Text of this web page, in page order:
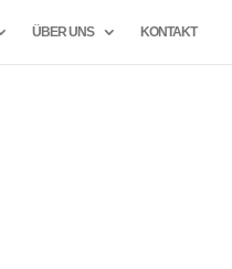
ÜBER UNS KONTAKT